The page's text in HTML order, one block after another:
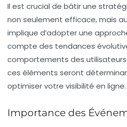
Il est crucial de bâtir une
non seulement efficace, mais
implique d’adopter une
compte des tendances
comportements des
ces éléments seront
optimiser votre visibilité en ligne.
Importance des